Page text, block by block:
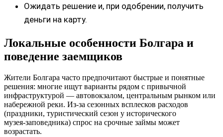
Ожидать решение и, при одобрении, получить
деньги на карту.
Локальные особенности Болгара и
поведение заемщиков
Жители Болгара часто предпочитают быстрые и понятные
решения: многие ищут варианты рядом с привычной
инфраструктурой — автовокзалом, центральным рынком или
набережной реки. Из-за сезонных всплесков расходов
(праздники, туристический сезон у исторического
музея‑заповедника) спрос на срочные займы может
возрастать.